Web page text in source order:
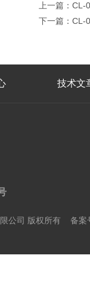
上一篇： CL-
下一篇： CL-
技术文
公司 版权所有 备案